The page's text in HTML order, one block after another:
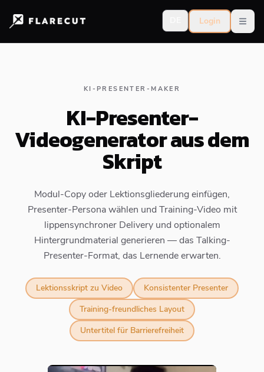
Login
KI-PRESENTER-MAKER
KI-Presenter-
Videogenerator aus dem
Skript
Modul-Copy oder Lektionsgliederung einfügen,
Presenter-Persona wählen und Training-Video mit
lippensynchroner Delivery und optionalem
Hintergrundmaterial generieren — das Talking-
Presenter-Format, das Lernende erwarten.
Lektionsskript zu Video
Konsistenter Presenter
Training-freundliches Layout
Untertitel für Barrierefreiheit